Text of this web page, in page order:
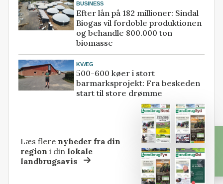
BUSINESS
Efter lån på 182 millioner: Sindal
Biogas vil fordoble produktionen
og behandle 800.000 ton
biomasse
KVÆG
500-600 køer i stort
barmarksprojekt: Fra beskeden
start til store drømme
Læs flere nyheder fra din
region i dinlokale
landbrugsavis